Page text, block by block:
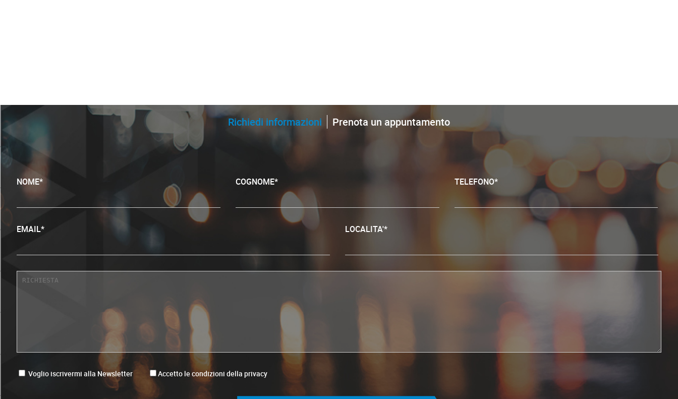
Richiedi informazioni Prenota un appuntamento
NOME* COGNOME* TELEFONO*
EMAIL* LOCALITA'*
Voglio iscrivermi alla Newsletter Accetto le condizioni della privacy